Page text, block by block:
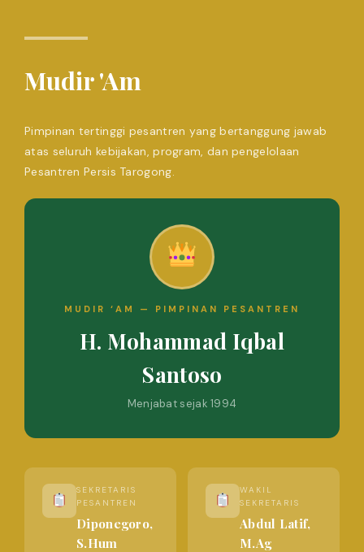
Mudir 'Am
Pimpinan tertinggi pesantren yang bertanggung jawab
atas seluruh kebijakan, program, dan pengelolaan
Pesantren Persis Tarogong.
MUDIR ‘AM — PIMPINAN PESANTREN
H. Mohammad Iqbal
Santoso
Menjabat sejak 1994
SEKRETARIS
PESANTREN
Diponegoro,
S.Hum
WAKIL
SEKRETARIS
Abdul Latif,
M.Ag